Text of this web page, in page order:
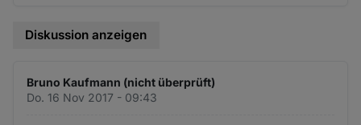
Diskussion anzeigen
Bruno Kaufmann (nicht überprüft)
Do. 16 Nov 2017 - 09:43